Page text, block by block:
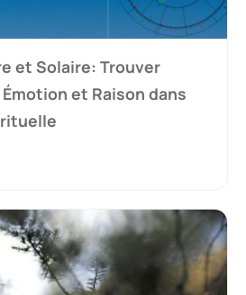
et Solaire: Trouver
et Raison dans